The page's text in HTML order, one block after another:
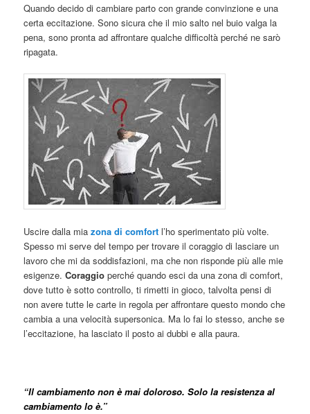
Quando decido di cambiare parto con grande convinzione e una
certa eccitazione. Sono sicura che il mio salto nel buio valga la
pena, sono pronta ad affrontare qualche difficoltà perché ne sarò
ripagata.
Uscire dalla miazona di comfort l’ho sperimentato più volte.
Spesso mi serve del tempo per trovare il coraggio di lasciare un
lavoro che mi da soddisfazioni, ma che non risponde più alle mie
esigenze.Coraggio perché quando esci da una zona di comfort,
dove tutto è sotto controllo, ti rimetti in gioco, talvolta pensi di
non avere tutte le carte in regola per affrontare questo mondo che
cambia a una velocità supersonica. Ma lo fai lo stesso, anche se
l’eccitazione, ha lasciato il posto ai dubbi e alla paura.
“Il cambiamento non è mai doloroso. Solo la resistenza al
cambiamento lo è.”